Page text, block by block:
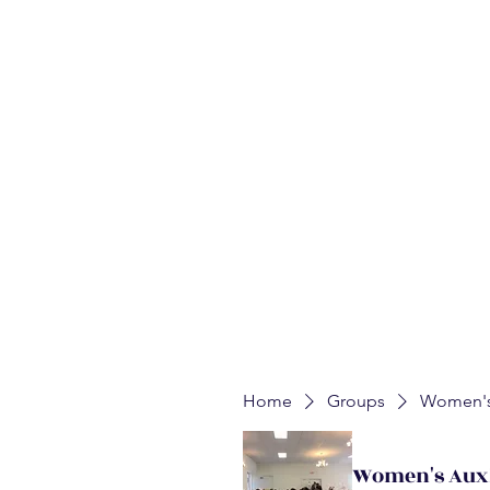
Home Groups
Women's